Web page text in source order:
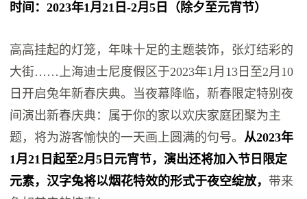
时间：2023年1月21日-2月5日（除夕至元宵节）
高高挂起的灯笼，年味十足的主题装饰，张灯结彩的
大街……上海迪士尼度假区于2023年1月13日至2月10
日开启兔年新春庆典。当夜幕降临，新春限定特别夜
间演出新春庆典：属于你的家以欢庆家庭团聚为主
题，将为游客愉快的一天画上圆满的句号。从2023年
1月21日起至2月5日元宵节，演出还将加入节日限定
元素，汉字兔将以烟花特效的形式于夜空绽放， 带来